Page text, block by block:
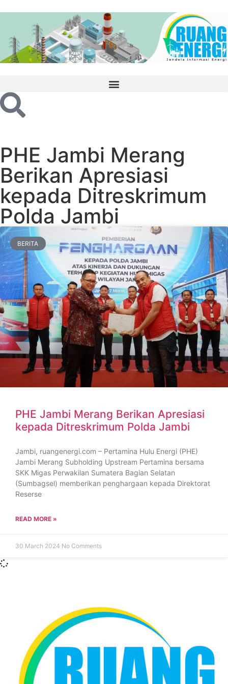
PHE Jambi Merang
Berikan Apresiasi
kepada Ditreskrimum
Polda Jambi
BERITA
PHE Jambi Merang Berikan Apresiasi
kepada Ditreskrimum Polda Jambi
Jambi, ruangenergi.com – Pertamina Hulu Energi (PHE)
Jambi Merang Subholding Upstream Pertamina bersama
SKK Migas Perwakilan Sumatera Bagian Selatan
(Sumbagsel) memberikan penghargaan kepada Direktorat
Reserse
READ MORE »
30 March 2024 No Comments